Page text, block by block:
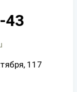
43
117